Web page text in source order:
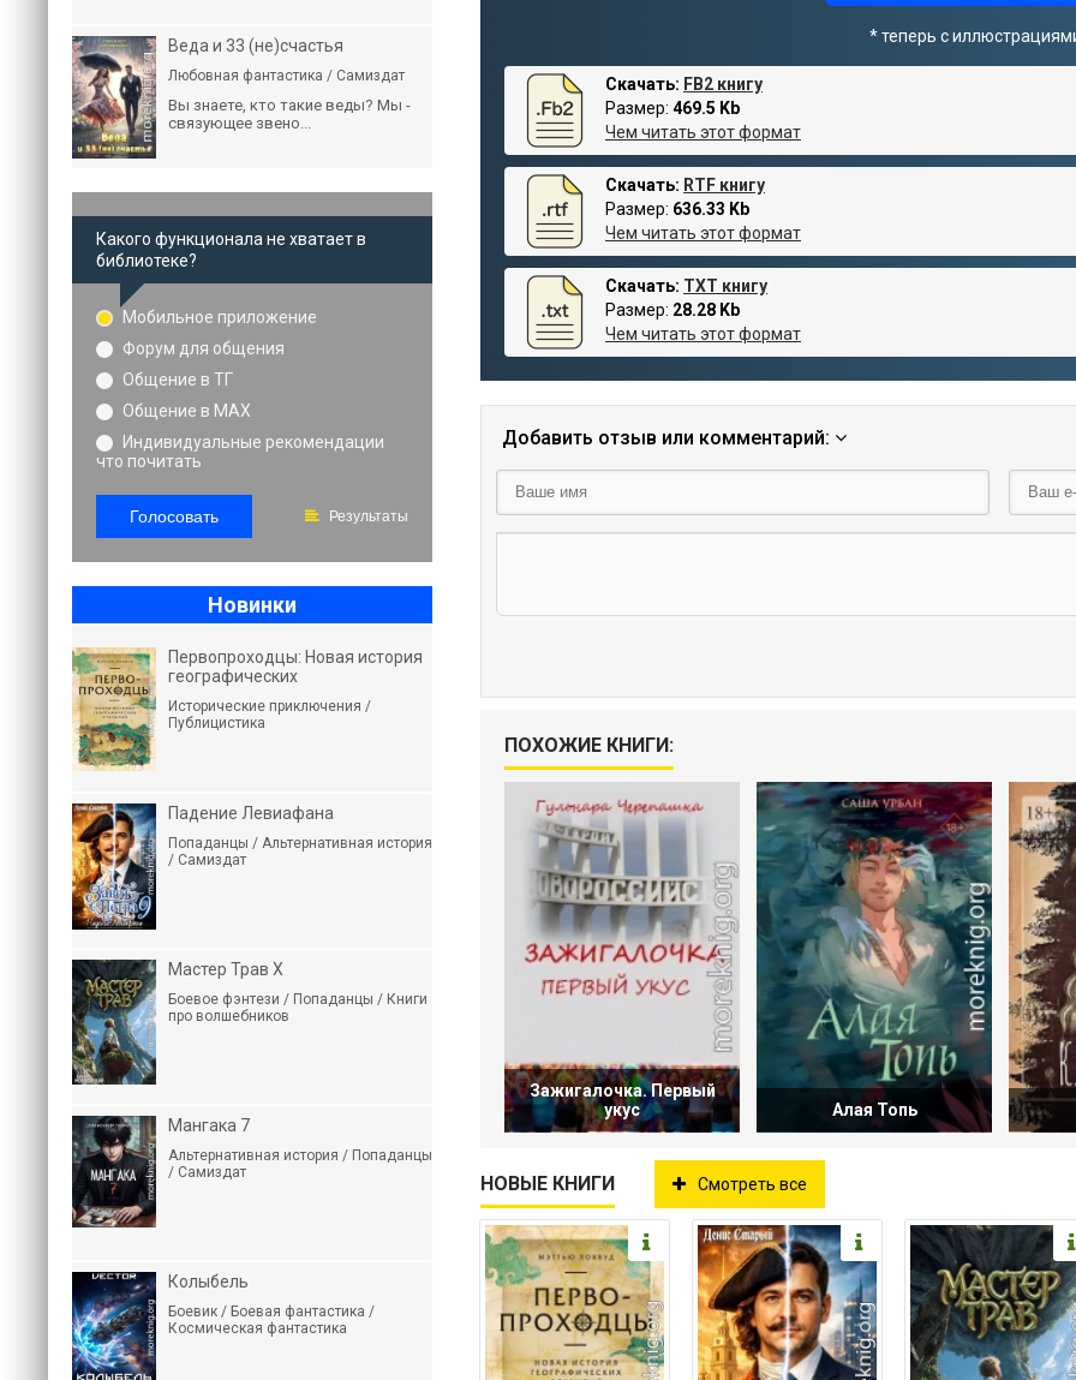
* теперь с
Скачать: FB2 книгу
Размер: 469.5 Kb
Чем читать этот формат
Скачать: RTF книгу
Размер: 636.33 Kb
Чем читать этот формат
Скачать: TXT книгу
Размер: 28.28 Kb
Чем читать этот формат
Добавить отзыв или комментарий:
ПОХОЖИЕ КНИГИ:
Зажигалочка. Первый
укус
Алая Топь
НОВЫЕ КНИГИ Смотреть все
Веда и 33 (не)счастья
Любовная фантастика / Самиздат
Вы знаете, кто такие веды? Мы -
связующее звено...
Какого функционала не хватает в
библиотеке?
Мобильное приложение
Форум для общения
Общение в ТГ
Общение в MAX
Индивидуальные рекомендации
что почитать
Голосовать Результаты
Новинки
Первопроходцы: Новая история
географических
Исторические приключения /
Публицистика
Падение Левиафана
Попаданцы / Альтернативная история
/ Самиздат
Мастер Трав X
Боевое фэнтези / Попаданцы / Книги
про волшебников
Мангака 7
Альтернативная история / Попаданцы
/ Самиздат
Колыбель
Боевик / Боевая фантастика /
Космическая фантастика